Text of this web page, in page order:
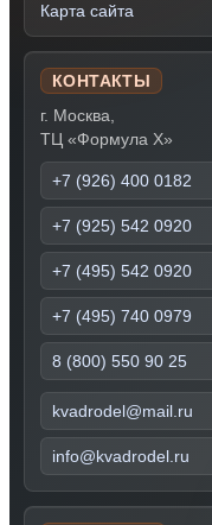
Карта сайта
КОНТАКТЫ
г. Москва,
ТЦ «Формула Х»
+7 (926) 400 0182
+7 (925) 542 0920
+7 (495) 542 0920
+7 (495) 740 0979
8 (800) 550 90 25
kvadrodel@mail.ru
info@kvadrodel.ru